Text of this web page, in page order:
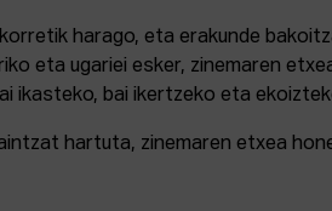
harago, eta erakunde
eta ugariei esker, zinemaren
ikasteko, bai ikertzeko eta
hartuta, zinemaren etxea